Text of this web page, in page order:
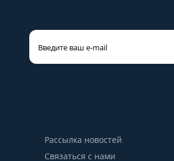
Рассылка новостей
Связаться с нами